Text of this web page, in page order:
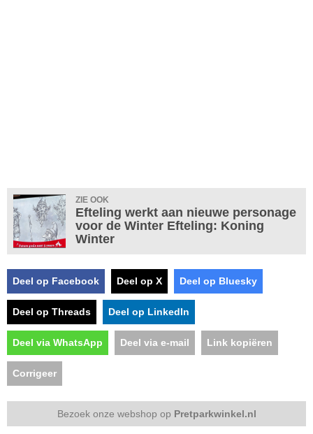
ZIE OOK
Efteling werkt aan nieuwe personage
voor de Winter Efteling: Koning
Winter
Deel op Facebook Deel op X Deel op Bluesky
Deel op Threads Deel op LinkedIn
Deel via WhatsApp Deel via e-mail Link kopiëren
Corrigeer
Bezoek onze webshop op Pretparkwinkel.nl